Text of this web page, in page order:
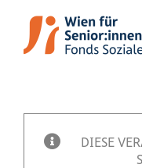
Inhalt
springen
DIESE